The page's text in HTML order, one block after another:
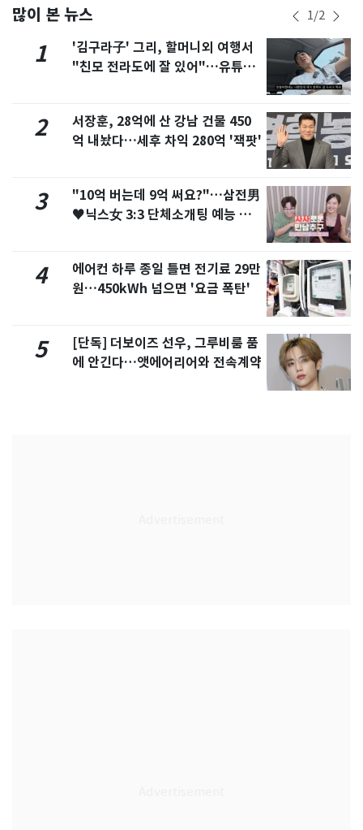
많이 본 뉴스 1/2
1
'김구라子' 그리, 할머니외 여행서
"친모 전라도에 잘 있어"…유튜브
2
서장훈, 28억에 산 강남 건물 450
억 내놨다…세후 차익 280억 '잭팟'
3
"10억 버는데 9억 써요?"…삼전男
♥닉스女 3:3 단체소개팅 예능 화
4
에어컨 하루 종일 틀면 전기료 29만
원…450kWh 넘으면 '요금 폭탄'
5
[단독] 더보이즈 선우, 그루비룸 품
에 안긴다…앳에어리어와 전속계약